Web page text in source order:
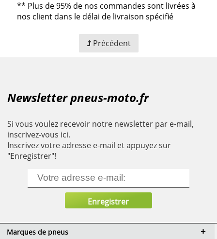
** Plus de 95% de nos commandes sont livrées à
nos client dans le délai de livraison spécifié
Précédent
Newsletter pneus-moto.fr
Si vous voulez recevoir notre newsletter par e-mail,
inscrivez-vous ici.
Inscrivez votre adresse e-mail et appuyez sur
"Enregistrer"!
Marques de pneus